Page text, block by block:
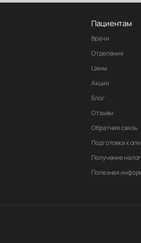
Пациентам
Врачи
Отделения
Цены
Акции
Блог
Отзывы
Обратная связь
Подготовка к
Получение
Полезная